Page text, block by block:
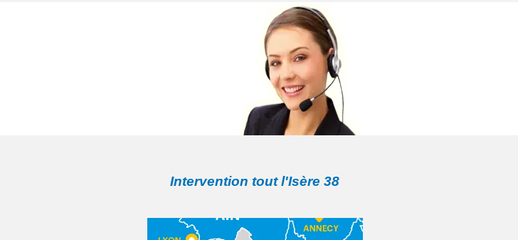
Intervention tout l'Isère 38